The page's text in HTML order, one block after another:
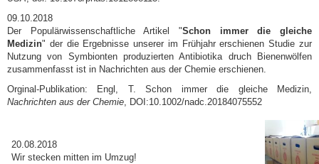
09.10.2018
Der Populärwissenschaftliche Artikel "Schon immer die gleiche
Medizin" der die Ergebnisse unserer im Frühjahr erschienen Studie zur
Nutzung von Symbionten produzierten Antibiotika druch Bienenwölfen
zusammenfasst ist in Nachrichten aus der Chemie erschienen.
Orginal-Publikation: Engl, T. Schon immer die gleiche Medizin,
Nachrichten aus der Chemie, DOI:10.1002/nadc.20184075552
20.08.2018
Wir stecken mitten im Umzug!